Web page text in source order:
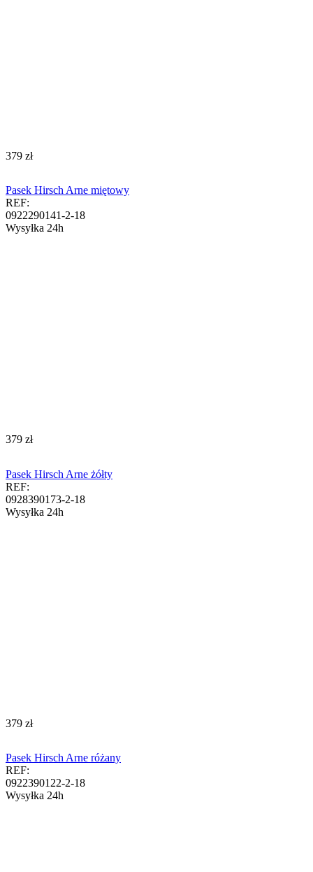
‍379‍ zł
Pasek Hirsch Arne miętowy
REF:
0922290141-2-18
Wysyłka 24h
‍379‍ zł
Pasek Hirsch Arne żółty
REF:
0928390173-2-18
Wysyłka 24h
‍379‍ zł
Pasek Hirsch Arne różany
REF:
0922390122-2-18
Wysyłka 24h